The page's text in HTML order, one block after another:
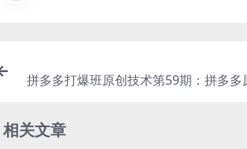
拼多多打爆班原创技术第59期：拼多多
相关文章